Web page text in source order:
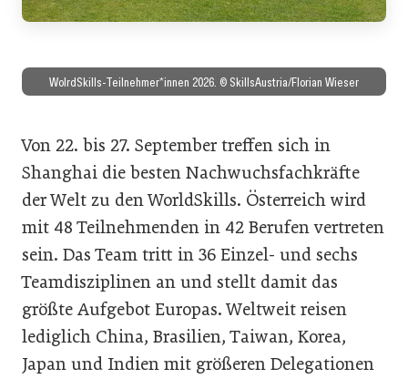
WolrdSkills-Teilnehmer*innen 2026. © SkillsAustria/Florian Wieser
Von 22. bis 27. September treffen sich in
Shanghai die besten Nachwuchsfachkräfte
der Welt zu den WorldSkills. Österreich wird
mit 48 Teilnehmenden in 42 Berufen vertreten
sein. Das Team tritt in 36 Einzel- und sechs
Teamdisziplinen an und stellt damit das
größte Aufgebot Europas. Weltweit reisen
lediglich China, Brasilien, Taiwan, Korea,
Japan und Indien mit größeren Delegationen